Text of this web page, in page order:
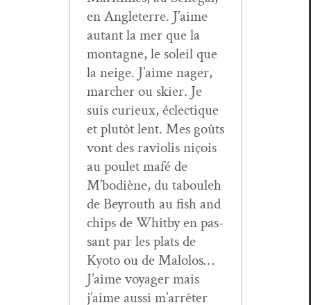
en Angleterre. J’aime
autant la mer que la
mon­tagne, le soleil que
la neige. J’aime nag­er,
marcher ou ski­er. Je
suis curieux, éclec­tique
et plutôt lent. Mes goûts
vont des ravi­o­lis niçois
au poulet mafé de
M’bodiène, du tabouleh
de Bey­routh au fish and
chips de Whit­by en pas­
sant par les plats de
Kyoto ou de Mal­o­los…
J’aime voy­ager mais
j’aime aus­si m’arrêter